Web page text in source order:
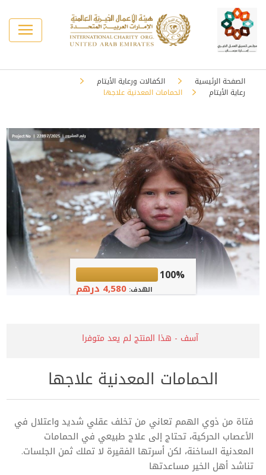
الصفحة الرئيسية
الكفالات ورعاية الأيتام
رعاية الأيتام
الحمامات المعدنية علاجها
100%
الهدف:4,580 درهم
آسف - هذا المنتج لم يعد متوفرا
الحمامات المعدنية علاجها
فتاة من ذوي الهمم تعاني من تخلف عقلي شديد واعتلال في
الأعصاب الحركية، تحتاج إلى علاج طبيعي في الحمامات
المعدنية الساخنة، لكن أسرتها الفقيرة لا تملك ثمن الجلسات.
تناشد أهل الخير مساعدتها